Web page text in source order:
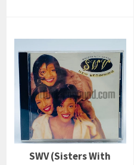
SWV (Sisters With